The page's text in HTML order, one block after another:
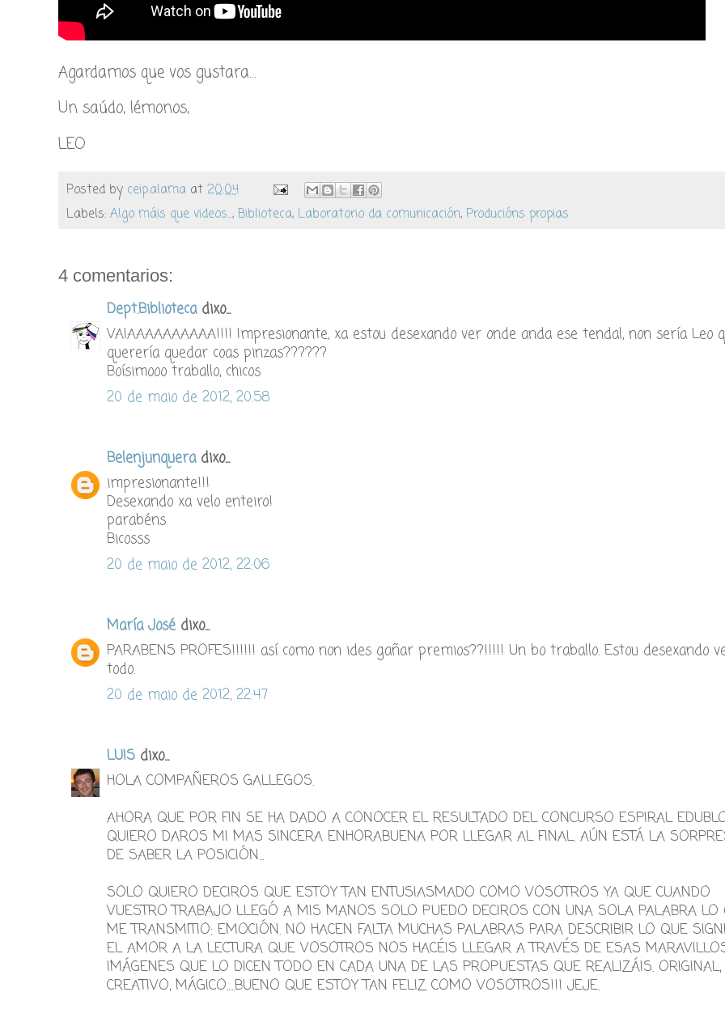
Agardamos que vos gustara…
Un saúdo, lémonos,
LEO
Posted by ceip.alama at 20:04
Labels: Algo máis que videos..., Biblioteca, Laboratorio da comunicación, Producións propias
4 comentarios:
Dept.Bibliotecadixo...
VAIAAAAAAAAAA!!!! Impresionante, xa estou desexando ver onde anda ese tendal, non sería Leo
querería quedar coas pinzas??????
Boísimooo traballo, chicos
20 de maio de 2012, 20:58
Belenjunqueradixo...
impresionante!!!
Desexando xa velo enteiro!
parabéns
Bicosss
20 de maio de 2012, 22:06
María José dixo...
PARABENS PROFES!!!!!! así como non ides gañar premios??!!!!! Un bo traballo. Estou desexando
todo.
20 de maio de 2012, 22:47
LUIS dixo...
HOLA COMPAÑEROS GALLEGOS.
AHORA QUE POR FIN SE HA DADO A CONOCER EL RESULTADO DEL CONCURSO ESPIRAL
QUIERO DAROS MI MAS SINCERA ENHORABUENA POR LLEGAR AL FINAL. AÚN ESTÁ LA
DE SABER LA POSICIÓN...
SOLO QUIERO DECIROS QUE ESTOY TAN ENTUSIASMADO COMO VOSOTROS YA QUE CUANDO
VUESTRO TRABAJO LLEGÓ A MIS MANOS SOLO PUEDO DECIROS CON UNA SOLA PALABRA LO
ME TRANSMITIO: EMOCIÓN. NO HACEN FALTA MUCHAS PALABRAS PARA DESCRIBIR LO QUE
EL AMOR A LA LECTURA QUE VOSOTROS NOS HACÉIS LLEGAR A TRAVÉS DE ESAS
IMÁGENES QUE LO DICEN TODO EN CADA UNA DE LAS PROPUESTAS QUE REALIZÁIS. ORIGINAL,
CREATIVO, MÁGICO.....BUENO QUE ESTOY TAN FELIZ COMO VOSOTROS!!! JEJE.